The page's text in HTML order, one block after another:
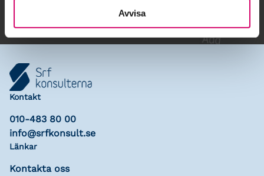
Avvisa
Kontakt
010-483 80 00
info@srfkonsult.se
Länkar
Kontakta oss